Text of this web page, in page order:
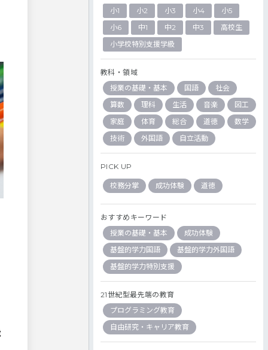
小1
小2 小3 小4
小5
小6
中1 中2 中3
高校生
小学校特別支援学級
教科・領域
授業の基礎・基本
国語
社会
算数
理科 生活 音楽
図工
家庭
体育 総合 道徳
数学
技術
外国語 自立活動
PICK UP
校務分掌 成功体験 道徳
おすすめキーワード
授業の基礎・基本
成功体験
基盤的学力国語
基盤的学力外国語
基盤的学力特別支援
21世紀型最先端の教育
プログラミング教育
自由研究・キャリア教育